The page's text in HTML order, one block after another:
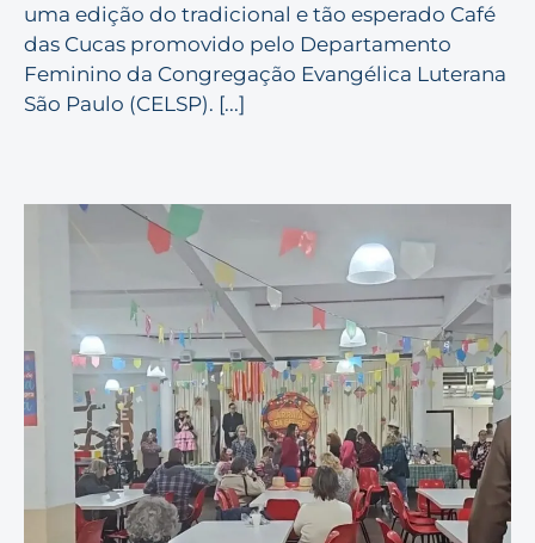
uma edição do tradicional e tão esperado Café
das Cucas promovido pelo Departamento
Feminino da Congregação Evangélica Luterana
São Paulo (CELSP). [...]